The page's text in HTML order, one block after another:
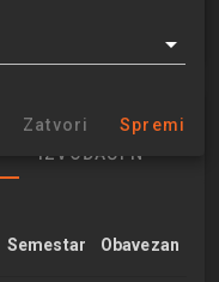
IZVOĐAČI NASTAVE
Semestar Obavezan
Zatvori Spremi